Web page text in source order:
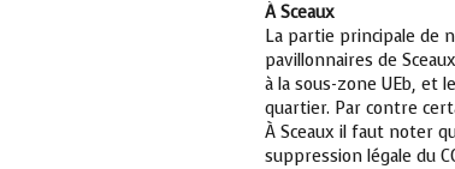
À Sceaux
La partie principale de
pavillonnaires de
à la sous-zone UEb, et
quartier. Par contre
À Sceaux il faut noter
suppression légale du